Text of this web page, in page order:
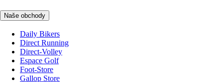
Naše obchody
Daily Bikers
Direct Running
Direct-Volley
Espace Golf
Foot-Store
Gallop Store